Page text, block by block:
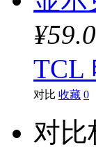
¥59.0
TCL
对比 收藏 0
对比